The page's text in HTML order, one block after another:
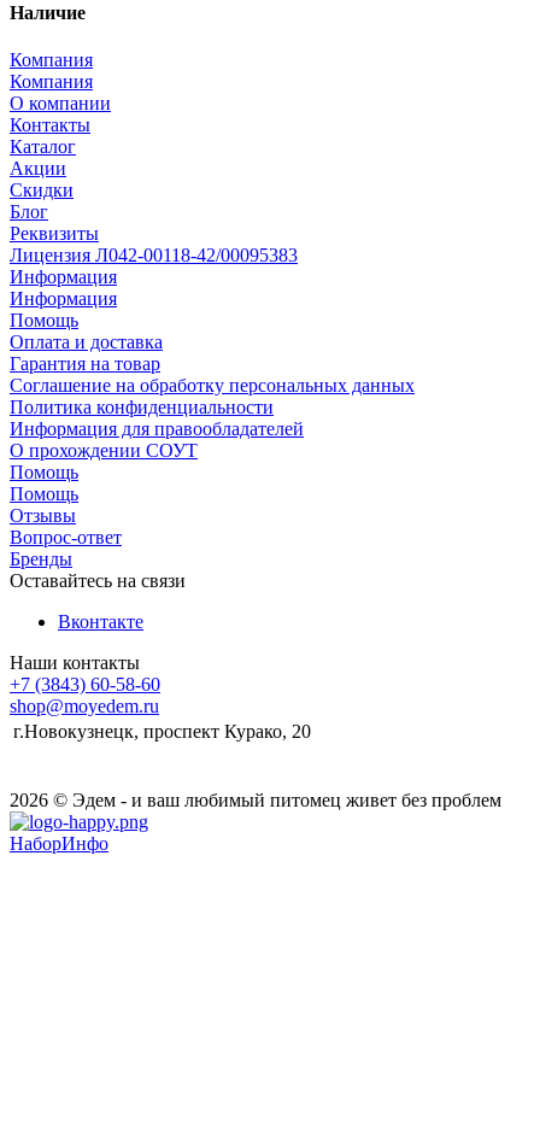
Наличие
Компания
Компания
О компании
Контакты
Каталог
Акции
Скидки
Блог
Реквизиты
Лицензия Л042-00118-42/00095383
Информация
Информация
Помощь
Оплата и доставка
Гарантия на товар
Соглашение на обработку персональных данных
Политика конфиденциальности
Информация для правообладателей
О прохождении СОУТ
Помощь
Помощь
Отзывы
Вопрос-ответ
Бренды
Оставайтесь на связи
Вконтакте
Наши контакты
+7 (3843) 60-58-60
shop@moyedem.ru
г.Новокузнецк, проспект Курако, 20
2026 © Эдем - и ваш любимый питомец живет без проблем
НаборИнфо